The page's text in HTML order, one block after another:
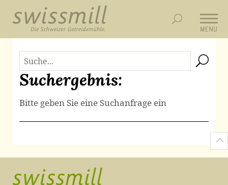
MENU
Suchergebnis:
Bitte geben Sie eine Suchanfrage ein